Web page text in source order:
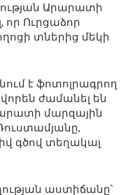
Արարատի
Ուրցաձոր
տներից մեկի
է ֆոտոլրագրող
ժամանել են
մարզային
գծով տեղակալ
աստիճանը՝